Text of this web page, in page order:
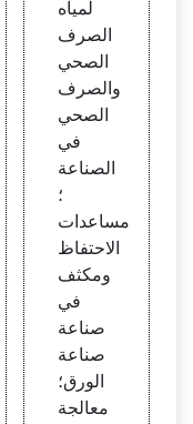
لمياه
الصرف
الصحي
والصرف
الصحي
في
الصناعة
؛
مساعدات
الاحتفاظ
ومكثف
في
صناعة
صناعة
الورق؛
معالجة